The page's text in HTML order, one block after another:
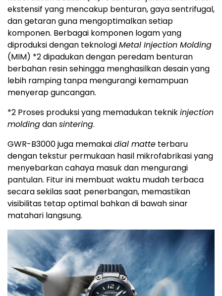
ekstensif yang mencakup benturan, gaya sentrifugal,
dan getaran guna mengoptimalkan setiap
komponen. Berbagai komponen logam yang
diproduksi dengan teknologiMetal Injection Molding
(MIM) *2dipadukan dengan peredam benturan
berbahan resin sehingga menghasilkan desain yang
lebih ramping tanpa mengurangi kemampuan
menyerap guncangan.
*2 Proses produksi yang memadukan teknikinjection
moldingdansintering.
GWR-B3000 juga memakaidial matte terbaru
dengan tekstur permukaan hasil mikrofabrikasi yang
menyebarkan cahaya masuk dan mengurangi
pantulan. Fitur ini membuat waktu mudah terbaca
secara sekilas saat penerbangan, memastikan
visibilitas tetap optimal bahkan di bawah sinar
matahari langsung.